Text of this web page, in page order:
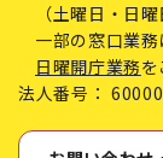
（土曜日・日
一部の窓口業務
日曜開庁業務を
法人番号：